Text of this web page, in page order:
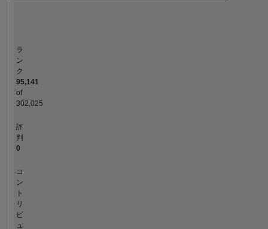
ラ
ン
ク
95,141
of
302,025
評
判
0
コ
ン
ト
リ
ビ
ュ